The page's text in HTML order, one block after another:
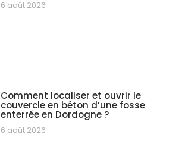
6 août 2026
Comment localiser et ouvrir le
couvercle en béton d’une fosse
enterrée en Dordogne ?
6 août 2026